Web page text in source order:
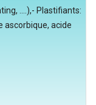
....),- Plastifiants:
ascorbique, acide